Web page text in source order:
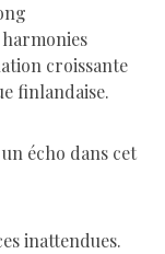
croissante
finlandaise.
écho dans cet
inattendues.